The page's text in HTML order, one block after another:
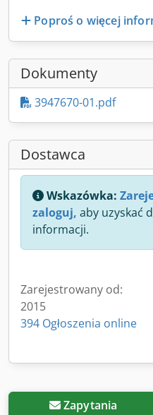
Poproś o więcej
Dokumenty
3947670-01.pdf
Dostawca
Wskazówka:
zaloguj, aby uzyskać
informacji.
Zarejestrowany od:
2015
394 Ogłoszenia online
Zapytania